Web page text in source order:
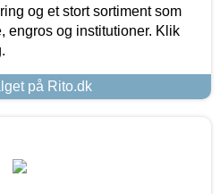
og et stort sortiment som
engros og institutioner. Klik
på Rito.dk